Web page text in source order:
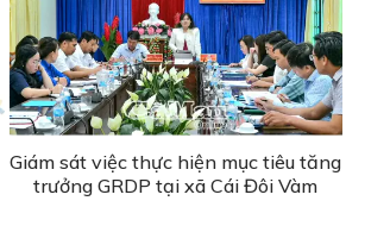
Giám sát việc thực hiện mục tiêu tăng
trưởng GRDP tại xã Cái Đôi Vàm